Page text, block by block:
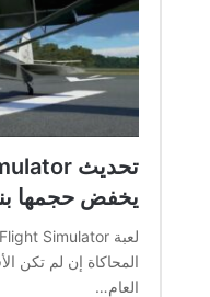
يخفض حجمها
المحاكاة إن لم تكن
العام…